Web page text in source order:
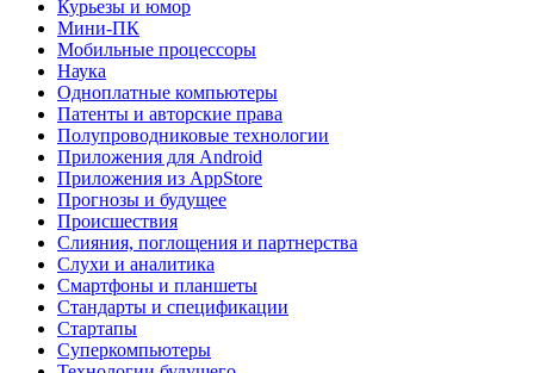
Курьезы и юмор
Мини-ПК
Мобильные процессоры
Наука
Одноплатные компьютеры
Патенты и авторские права
Полупроводниковые технологии
Приложения для Android
Приложения из AppStore
Прогнозы и будущее
Происшествия
Слияния, поглощения и партнерства
Слухи и аналитика
Смартфоны и планшеты
Стандарты и спецификации
Стартапы
Суперкомпьютеры